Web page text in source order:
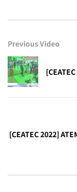
Previous Video
[CEATEC 2022]